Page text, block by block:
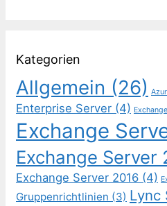
Kategorien
Allgemein (26)
Enterprise Server (4)
Exchange
Exchange Server
Exchange Server 2016 (4)
Gruppenrichtlinien (3) Lync